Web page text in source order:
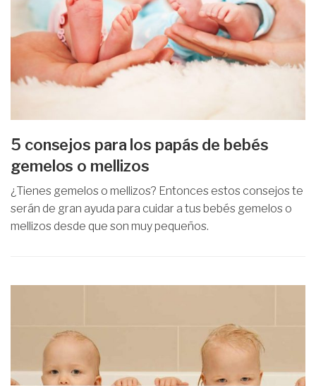
5 consejos para los papás de bebés
gemelos o mellizos
¿Tienes gemelos o mellizos? Entonces estos consejos te
serán de gran ayuda para cuidar a tus bebés gemelos o
mellizos desde que son muy pequeños.